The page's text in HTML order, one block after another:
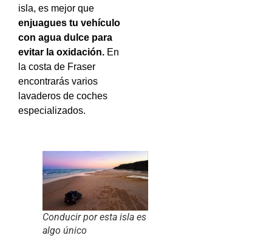
isla, es mejor que
enjuagues tu vehículo
con agua dulce para
evitar la oxidación. En
la costa de Fraser
encontrarás varios
lavaderos de coches
especializados.
Conducir por esta isla es
algo único